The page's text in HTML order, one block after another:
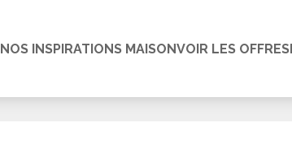
NOS INSPIRATIONS MAISONVOIR LES OFFRES